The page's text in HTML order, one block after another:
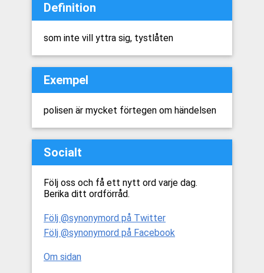
Definition
som inte vill yttra sig, tystlåten
Exempel
polisen är mycket förtegen om händelsen
Socialt
Följ oss och få ett nytt ord varje dag.
Berika ditt ordförråd.
Följ @synonymord på Twitter
Följ @synonymord på Facebook
Om sidan